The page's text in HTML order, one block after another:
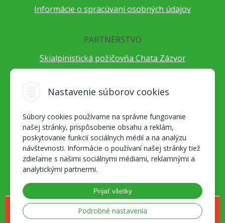
Nastavenie súborov cookies
Súbory cookies používame na správne fungovanie
našej stránky, prispôsobenie obsahu a reklám,
poskytovanie funkcií sociálnych médií a na analýzu
návštevnosti. Informácie o používaní našej stránky tiež
zdieľame s našimi sociálnymi médiami, reklamnými a
analytickými partnermi.
Prijať všetky
Podrobné nastavenia
Informácie o spracúvaní osobných údajov
PARTNERSTVO
Skialpinistická požičovňa Chata Zázvor
Cestovateľský festival Cestou necestou
Alpenverein Slovensko
Hore-dole Derešom
Motorest Nemecká
Splav Hrona
© 2026 Geosport.sk - všetko pre milovníkov outdoor športov a skialpu •